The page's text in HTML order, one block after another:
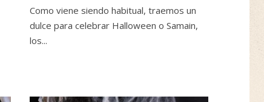
Como viene siendo habitual, traemos un
dulce para celebrar Halloween o Samain,
los...